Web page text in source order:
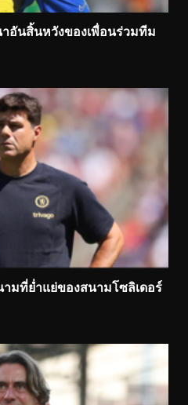
าอันสิ้นหวังของเพื่อนร่วมทีม
มที่ย่ำแย่ของสนามโซลิเดอร์